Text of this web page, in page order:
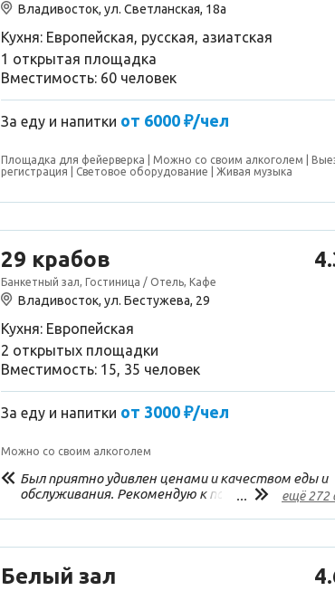
Владивосток, ул. Светланская, 18а
Кухня: Европейская, русская, азиатская
1 открытая площадка
Вместимость: 60 человек
За еду и напитки от 6000 ₽/чел
Площадка для фейерверка Можно со своим алкоголем
регистрация
Световое оборудование Живая музыка
29 крабов
Банкетный зал, Гостиница / Отель, Кафе
Владивосток, ул. Бестужева, 29
Кухня: Европейская
2 открытых площадки
Вместимость: 15, 35 человек
За еду и напитки от 3000 ₽/чел
Можно со своим алкоголем
Был приятно удивлен ценами и качеством еды и
обслуживания. Рекомендую к посещению. Чай
... ещё 272
Белый зал